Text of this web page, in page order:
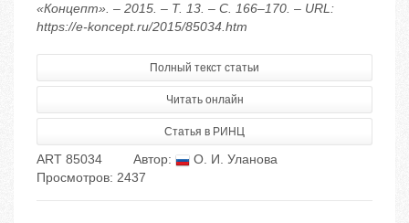
«Концепт». – 2015. – Т. 13. – С. 166–170. – URL:
https://e-koncept.ru/2015/85034.htm
Полный текст статьи
Читать онлайн
Статья в РИНЦ
ART 85034 Автор:
О. И. Уланова
Просмотров: 2437